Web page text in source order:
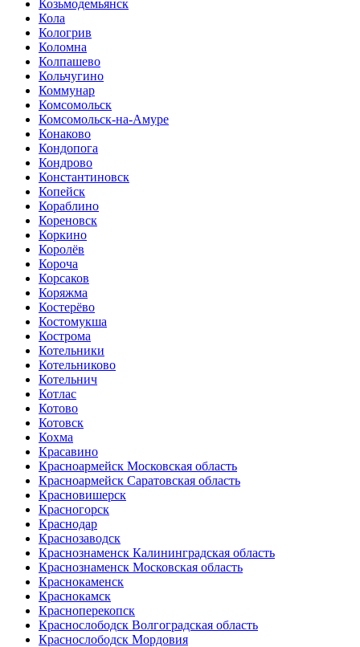
Козьмодемьянск
Кола
Кологрив
Коломна
Колпашево
Кольчугино
Коммунар
Комсомольск
Комсомольск-на-Амуре
Конаково
Кондопога
Кондрово
Константиновск
Копейск
Кораблино
Кореновск
Коркино
Королёв
Короча
Корсаков
Коряжма
Костерёво
Костомукша
Кострома
Котельники
Котельниково
Котельнич
Котлас
Котово
Котовск
Кохма
Красавино
Красноармейск Московская область
Красноармейск Саратовская область
Красновишерск
Красногорск
Краснодар
Краснозаводск
Краснознаменск Калининградская область
Краснознаменск Московская область
Краснокаменск
Краснокамск
Красноперекопск
Краснослободск Волгоградская область
Краснослободск Мордовия